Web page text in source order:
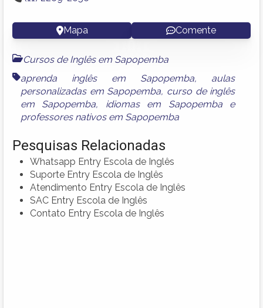
Mapa Comente
Cursos de Inglês em Sapopemba
aprenda inglês em Sapopemba, aulas
personalizadas em Sapopemba, curso de inglês
em Sapopemba, idiomas em Sapopembae
professores nativos em Sapopemba
Pesquisas Relacionadas
Whatsapp Entry Escola de Inglês
Suporte Entry Escola de Inglês
Atendimento Entry Escola de Inglês
SAC Entry Escola de Inglês
Contato Entry Escola de Inglês